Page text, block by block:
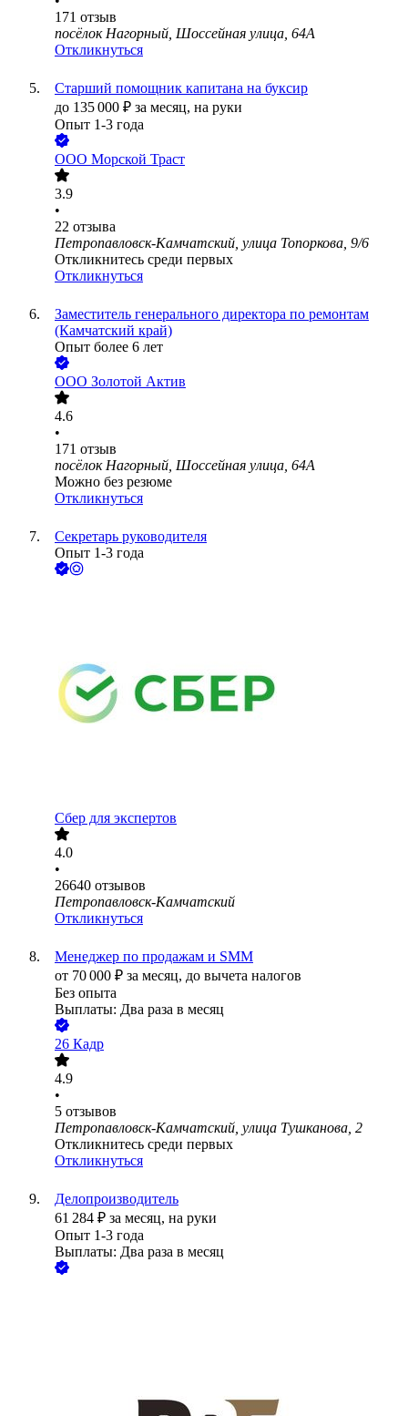
171 отзыв
посёлок Нагорный, Шоссейная улица, 64А
Откликнуться
Старший помощник капитана на буксир
до 135 000 ₽ за месяц, на руки
Опыт 1-3 года
ООО Морской Траст
3.9
•
22 отзыва
Петропавловск-Камчатский, улица Топоркова, 9/6
Откликнитесь среди первых
Откликнуться
Заместитель генерального директора по ремонтам
(Камчатский край)
Опыт более 6 лет
ООО Золотой Актив
4.6
•
171 отзыв
посёлок Нагорный, Шоссейная улица, 64А
Можно без резюме
Откликнуться
Секретарь руководителя
Опыт 1-3 года
Сбер для экспертов
4.0
•
26640 отзывов
Петропавловск-Камчатский
Откликнуться
Менеджер по продажам и SMM
от 70 000 ₽ за месяц, до вычета налогов
Без опыта
Выплаты: Два раза в месяц
26 Кадр
4.9
•
5 отзывов
Петропавловск-Камчатский, улица Тушканова, 2
Откликнитесь среди первых
Откликнуться
Делопроизводитель
61 284 ₽ за месяц, на руки
Опыт 1-3 года
Выплаты: Два раза в месяц